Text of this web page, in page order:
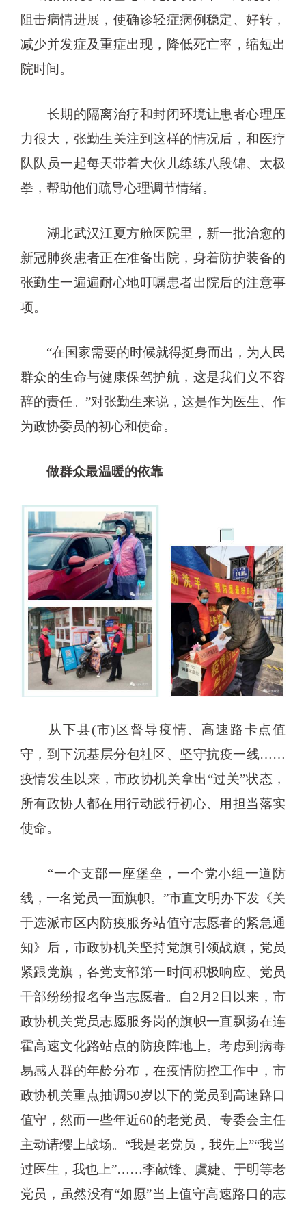
阻击病情进展，使确诊轻症病例稳定、好转，
减少并发症及重症出现，降低死亡率，缩短出
院时间。
长期的隔离治疗和封闭环境让患者心理压
力很大，张勤生关注到这样的情况后，和医疗
队队员一起每天带着大伙儿练练八段锦、太极
拳，帮助他们疏导心理调节情绪。
湖北武汉江夏方舱医院里，新一批治愈的
新冠肺炎患者正在准备出院，身着防护装备的
张勤生一遍遍耐心地叮嘱患者出院后的注意事
项。
“在国家需要的时候就得挺身而出，为人民
群众的生命与健康保驾护航，这是我们义不容
辞的责任。”对张勤生来说，这是作为医生、作
为政协委员的初心和使命。
做群众最温暖的依靠
从下县(市)区督导疫情、高速路卡点值
守，到下沉基层分包社区、坚守抗疫一线……
疫情发生以来，市政协机关拿出“过关”状态，
所有政协人都在用行动践行初心、用担当落实
使命。
“一个支部一座堡垒，一个党小组一道防
线，一名党员一面旗帜。”市直文明办下发《关
于选派市区内防疫服务站值守志愿者的紧急通
知》后，市政协机关坚持党旗引领战旗，党员
紧跟党旗，各党支部第一时间积极响应、党员
干部纷纷报名争当志愿者。自2月2日以来，市
政协机关党员志愿服务岗的旗帜一直飘扬在连
霍高速文化路站点的防疫阵地上。考虑到病毒
易感人群的年龄分布，在疫情防控工作中，市
政协机关重点抽调50岁以下的党员到高速路口
值守，然而一些年近60的老党员、专委会主任
主动请缨上战场。“我是老党员，我先上”“我当
过医生，我也上”……李献锋、虞婕、于明等老
党员，虽然没有“如愿”当上值守高速路口的志